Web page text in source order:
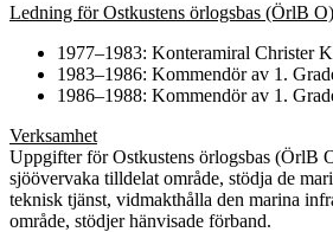
Ledning för Ostkustens örlogsbas (ÖrlB O)
1977–1983: Konteramiral Christer
1983–1986: Kommendör av 1.
1986–1988: Kommendör av 1.
Verksamhet
Uppgifter för Ostkustens örlogsbas (ÖrlB
sjöövervaka tilldelat område, stödja de
teknisk tjänst, vidmakthålla den marina
område, stödjer hänvisade förband.